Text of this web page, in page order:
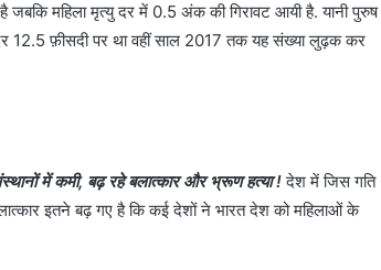
जबकि महिला मृत्यु दर में 0.5 अंक की गिरावट आयी है. यानी पुरुष
12.5 फ़ीसदी पर था वहीं साल 2017 तक यह संख्या लुढ़क कर
में कमी, बढ़ रहे बलात्कार और भ्रूण हत्या !देश में जिस गति
इतने बढ़ गए है कि कई देशों ने भारत देश को महिलाओं के